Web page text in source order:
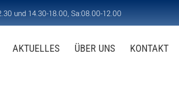
und 14.30-18.00, Sa:08.00-12.00
AKTUELLES ÜBER UNS KONTAKT